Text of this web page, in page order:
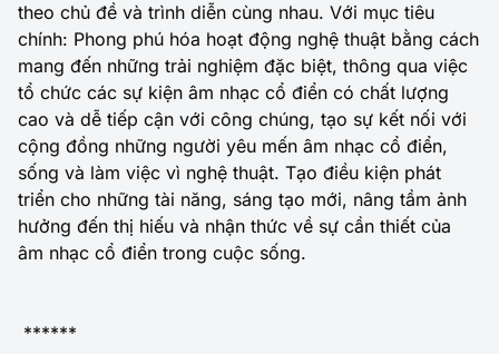
theo chủ đề và trình diễn cùng nhau. Với mục tiêu
chính: Phong phú hóa hoạt động nghệ thuật bằng cách
mang đến những trải nghiệm đặc biệt, thông qua việc
tổ chức các sự kiện âm nhạc cổ điển có chất lượng
cao và dễ tiếp cận với công chúng, tạo sự kết nối với
cộng đồng những người yêu mến âm nhạc cổ điển,
sống và làm việc vì nghệ thuật. Tạo điều kiện phát
triển cho những tài năng, sáng tạo mới, nâng tầm ảnh
hưởng đến thị hiếu và nhận thức về sự cần thiết của
âm nhạc cổ điển trong cuộc sống.
******